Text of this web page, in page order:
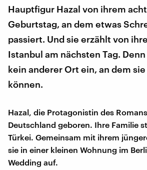
Hauptfigur Hazal von ihrem
Geburtstag, an dem etwas
passiert. Und sie erzählt von
Istanbul am nächsten Tag.
kein anderer Ort ein, an dem
können.
Hazal, die Protagonistin des
Deutschland geboren. Ihre Familie
Türkei. Gemeinsam mit ihrem
sie in einer kleinen Wohnung im
Wedding auf.